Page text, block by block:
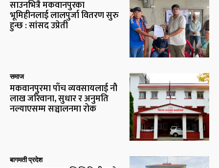
साउनभित्रै मकवानपुरका
भूमिहीनलाई लालपुर्जा वितरण सुरु
हुन्छ : सांसद उप्रेती
समाज
मकवानपुरमा पाँच व्यवसायलाई नौ
लाख जरिवाना, सुधार र अनुमति
नल्याएसम्म सञ्चालनमा रोक
बागमती प्रदेश